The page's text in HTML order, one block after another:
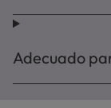
Adecuado